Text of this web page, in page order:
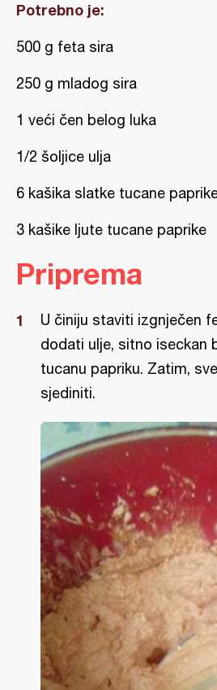
Potrebno je:
500 g feta sira
250 g mladog sira
1 veći čen belog luka
1/2 šoljice ulja
6 kašika slatke tucane
3 kašike ljute tucane paprike
Priprema
U činiju staviti izgnječen
dodati ulje, sitno iseckan
tucanu papriku. Zatim,
sjediniti.